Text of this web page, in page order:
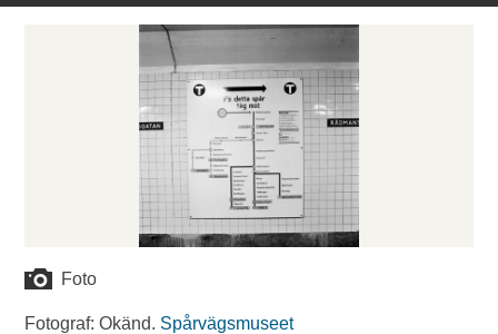
Foto
Fotograf: Okänd. Spårvägsmuseet